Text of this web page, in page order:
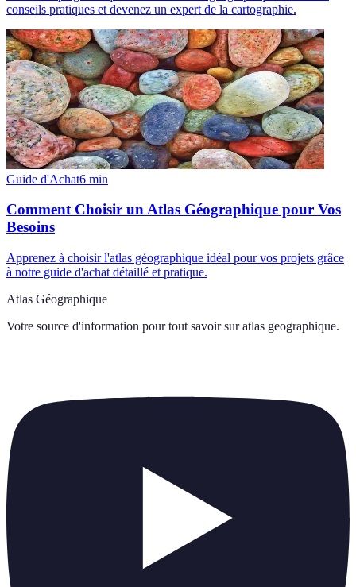
conseils pratiques et devenez un expert de la cartographie.
Guide d'Achat6 min
Comment Choisir un Atlas Géographique pour Vos
Besoins
Apprenez à choisir l'atlas géographique idéal pour vos projets grâce
à notre guide d'achat détaillé et pratique.
Atlas Géographique
Votre source d'information pour tout savoir sur atlas geographique.